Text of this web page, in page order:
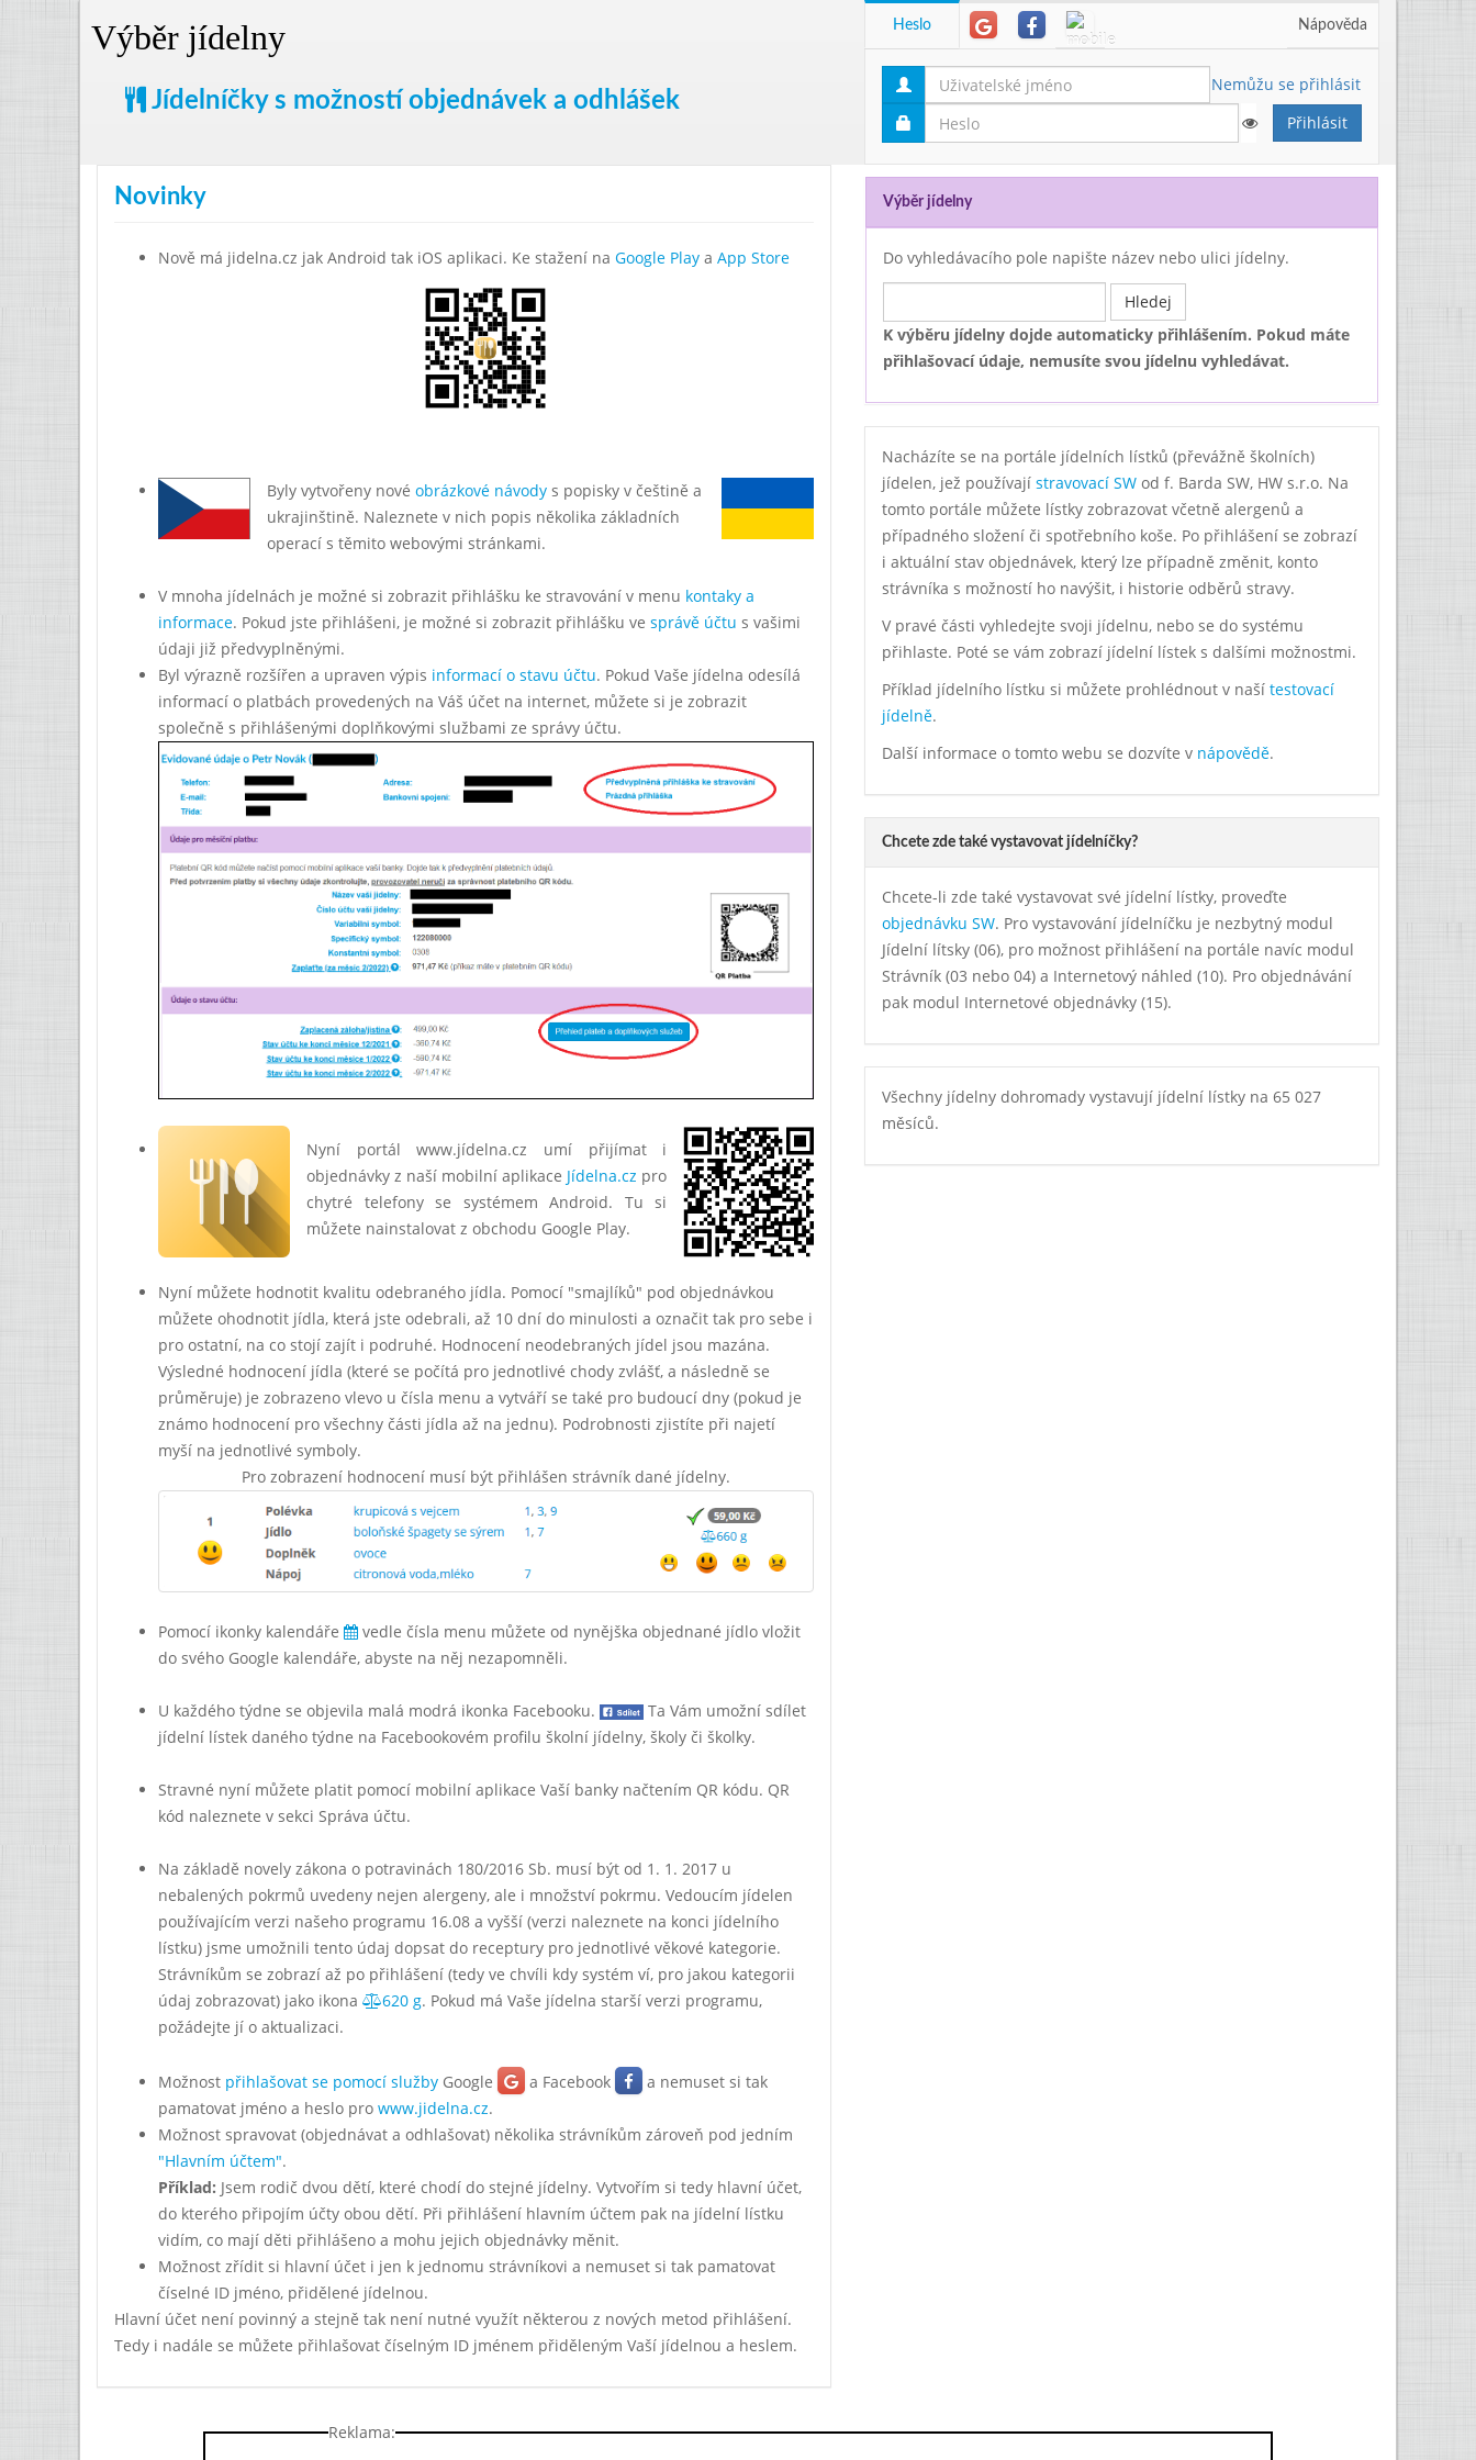
Výběr jídelny
Jídelníčky s možností objednávek a odhlášek
Heslo Nápověda
Nemůžu se přihlásit
Novinky
Nově má jidelna.cz jak Android tak iOS aplikaci. Ke stažení na Google Play a App Store
Byly vytvořeny nové obrázkové návodys popisky v češtině a
ukrajinštině. Naleznete v nich popis několika základních
operací s těmito webovými stránkami.
V mnoha jídelnách je možné si zobrazit přihlášku ke stravování v menu kontaky a
informace. Pokud jste přihlášeni, je možné si zobrazit přihlášku ve správě účtu s vašimi
údaji již předvyplněnými.
Byl výrazně rozšířen a upraven výpis informací o stavu účtu. Pokud Vaše jídelna odesílá
informací o platbách provedených na Váš účet na internet, můžete si je zobrazit
společně s přihlášenými doplňkovými službami ze správy účtu.
Nyní portál www.jídelna.cz umí přijímat i
objednávky z naší mobilní aplikace Jídelna.cz pro
chytré telefony se systémem Android. Tu si
můžete nainstalovat z obchodu Google Play.
Nyní můžete hodnotit kvalitu odebraného jídla. Pomocí "smajlíků" pod objednávkou
můžete ohodnotit jídla, která jste odebrali, až 10 dní do minulosti a označit tak pro sebe i
pro ostatní, na co stojí zajít i podruhé. Hodnocení neodebraných jídel jsou mazána.
Výsledné hodnocení jídla (které se počítá pro jednotlivé chody zvlášť, a následně se
průměruje) je zobrazeno vlevo u čísla menu a vytváří se také pro budoucí dny (pokud je
známo hodnocení pro všechny části jídla až na jednu). Podrobnosti zjistíte při najetí
myší na jednotlivé symboly.
Pro zobrazení hodnocení musí být přihlášen strávník dané jídelny.
Pomocí ikonky kalendáře
vedle čísla menu můžete od nynějška objednané jídlo vložit
do svého Google kalendáře, abyste na něj nezapomněli.
U každého týdne se objevila malá modrá ikonka Facebooku.
Ta Vám umožní sdílet
jídelní lístek daného týdne na Facebookovém profilu školní jídelny, školy či školky.
Stravné nyní můžete platit pomocí mobilní aplikace Vaší banky načtením QR kódu. QR
kód naleznete v sekci Správa účtu.
Na základě novely zákona o potravinách 180/2016 Sb. musí být od 1. 1. 2017 u
nebalených pokrmů uvedeny nejen alergeny, ale i množství pokrmu. Vedoucím jídelen
používajícím verzi našeho programu 16.08 a vyšší (verzi naleznete na konci jídelního
lístku) jsme umožnili tento údaj dopsat do receptury pro jednotlivé věkové kategorie.
Strávníkům se zobrazí až po přihlášení (tedy ve chvíli kdy systém ví, pro jakou kategorii
údaj zobrazovat) jako ikona
620 g. Pokud má Vaše jídelna starší verzi programu,
požádejte jí o aktualizaci.
Možnost přihlašovat se pomocí služby Google a Facebook
a nemuset si tak
pamatovat jméno a heslo pro www.jidelna.cz.
Možnost spravovat (objednávat a odhlašovat) několika strávníkům zároveň pod jedním
"Hlavním účtem".
Příklad: Jsem rodič dvou dětí, které chodí do stejné jídelny. Vytvořím si tedy hlavní účet,
do kterého připojím účty obou dětí. Při přihlášení hlavním účtem pak na jídelní lístku
vidím, co mají děti přihlášeno a mohu jejich objednávky měnit.
Možnost zřídit si hlavní účet i jen k jednomu strávníkovi a nemuset si tak pamatovat
číselné ID jméno, přidělené jídelnou.
Hlavní účet není povinný a stejně tak není nutné využít některou z nových metod přihlášení.
Tedy i nadále se můžete přihlašovat číselným ID jménem přiděleným Vaší jídelnou a heslem.
Výběr jídelny
Do vyhledávacího pole napište název nebo ulici jídelny.
K výběru jídelny dojde automaticky přihlášením. Pokud máte
přihlašovací údaje, nemusíte svou jídelnu vyhledávat.
Nacházíte se na portále jídelních lístků (převážně školních)
jídelen, jež používají stravovací SWod f. Barda SW, HW s.r.o. Na
tomto portále můžete lístky zobrazovat včetně alergenů a
případného složení či spotřebního koše. Po přihlášení se zobrazí
i aktuální stav objednávek, který lze případně změnit, konto
strávníka s možností ho navýšit, i historie odběrů stravy.
V pravé části vyhledejte svoji jídelnu, nebo se do systému
přihlaste. Poté se vám zobrazí jídelní lístek s dalšími možnostmi.
Příklad jídelního lístku si můžete prohlédnout v naší testovací
jídelně.
Další informace o tomto webu se dozvíte v nápovědě.
Chcete zde také vystavovat jídelníčky?
Chcete-li zde také vystavovat své jídelní lístky, proveďte
objednávku SW. Pro vystavování jídelníčku je nezbytný modul
Jídelní lítsky (06), pro možnost přihlášení na portále navíc modul
Strávník (03 nebo 04) a Internetový náhled (10). Pro objednávání
pak modul Internetové objednávky (15).
Všechny jídelny dohromady vystavují jídelní lístky na 65 027
měsíců.
Reklama: